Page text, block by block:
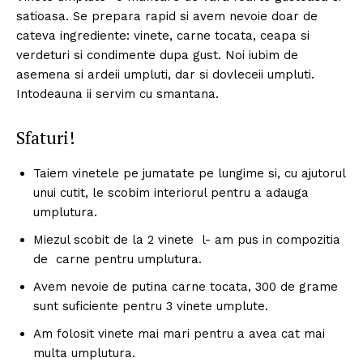
satioasa. Se prepara rapid si avem nevoie doar de
cateva ingrediente: vinete, carne tocata, ceapa si
verdeturi si condimente dupa gust. Noi iubim de
asemena si ardeii umpluti, dar si dovleceii umpluti.
Intodeauna ii servim cu smantana.
Sfaturi!
Taiem vinetele pe jumatate pe lungime si, cu ajutorul
unui cutit, le scobim interiorul pentru a adauga
umplutura.
Miezul scobit de la 2 vinete l- am pus in compozitia
de carne pentru umplutura.
Avem nevoie de putina carne tocata, 300 de grame
sunt suficiente pentru 3 vinete umplute.
Am folosit vinete mai mari pentru a avea cat mai
multa umplutura.